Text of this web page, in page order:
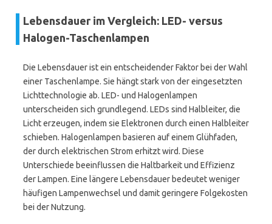
Lebensdauer im Vergleich: LED- versus
Halogen-Taschenlampen
Die Lebensdauer ist ein entscheidender Faktor bei der Wahl
einer Taschenlampe. Sie hängt stark von der eingesetzten
Lichttechnologie ab. LED- und Halogenlampen
unterscheiden sich grundlegend. LEDs sind Halbleiter, die
Licht erzeugen, indem sie Elektronen durch einen Halbleiter
schieben. Halogenlampen basieren auf einem Glühfaden,
der durch elektrischen Strom erhitzt wird. Diese
Unterschiede beeinflussen die Haltbarkeit und Effizienz
der Lampen. Eine längere Lebensdauer bedeutet weniger
häufigen Lampenwechsel und damit geringere Folgekosten
bei der Nutzung.